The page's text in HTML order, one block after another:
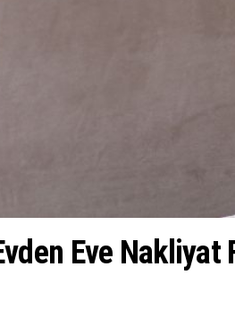
Eve Nakliyat